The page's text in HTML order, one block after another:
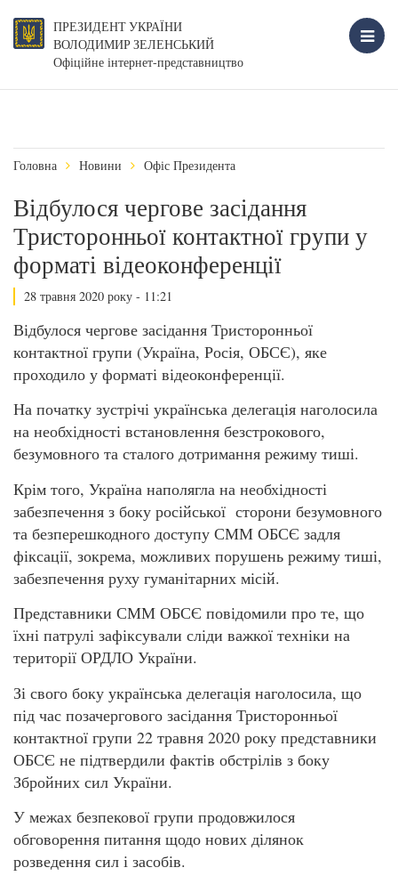
ПРЕЗИДЕНТ УКРАЇНИ
ВОЛОДИМИР ЗЕЛЕНСЬКИЙ
Офіційне інтернет-представництво
Головна Новини Офіс Президента
Відбулося чергове засідання
Тристоронньої контактної групи у
форматі відеоконференції
28 травня 2020 року - 11:21
Відбулося чергове засідання Тристоронньої
контактної групи (Україна, Росія, ОБСЄ), яке
проходило у форматі відеоконференції.
На початку зустрічі українська делегація наголосила
на необхідності встановлення безстрокового,
безумовного та сталого дотримання режиму тиші.
Крім того, Україна наполягла на необхідності
забезпечення з боку російської сторони безумовного
та безперешкодного доступу СММ ОБСЄ задля
фіксації, зокрема, можливих порушень режиму тиші,
забезпечення руху гуманітарних місій.
Представники СММ ОБСЄ повідомили про те, що
їхні патрулі зафіксували сліди важкої техніки на
території ОРДЛО України.
Зі свого боку українська делегація наголосила, що
під час позачергового засідання Тристоронньої
контактної групи 22 травня 2020 року представники
ОБСЄ не підтвердили фактів обстрілів з боку
Збройних сил України.
У межах безпекової групи продовжилося
обговорення питання щодо нових ділянок
розведення сил і засобів.